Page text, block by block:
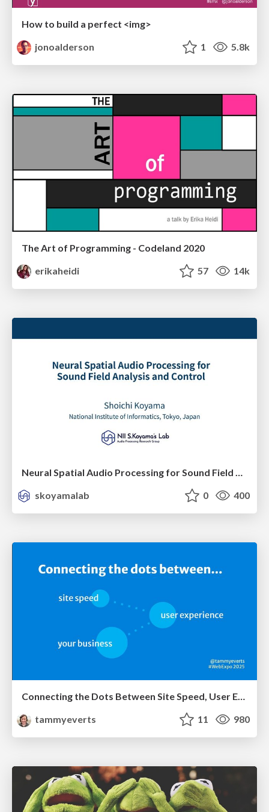
How to build a perfect <img>
jonoalderson
1 5.8k
The Art of Programming - Codeland 2020
erikaheidi
57 14k
Neural Spatial Audio Processing for Sound Field Analysis and Control
skoyamalab
0 400
Connecting the Dots Between Site Speed, User Experience & Your Business [WebExpo 2025]
tammyeverts
11 980